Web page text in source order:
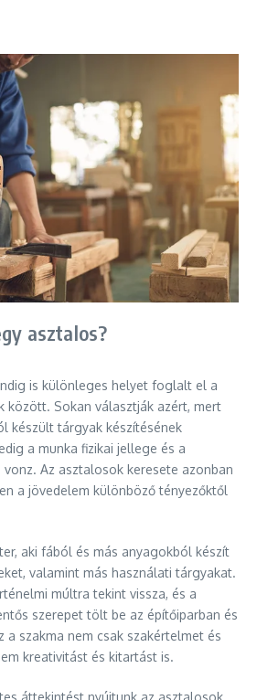
asztalos?
is különleges helyet foglalt el a
között. Sokan választják azért, mert
készült tárgyak készítésének
a munka fizikai jellege és a
Az asztalosok keresete azonban
a jövedelem különböző tényezőktől
aki fából és más anyagokból készít
valamint más használati tárgyakat.
múltra tekint vissza, és a
szerepet tölt be az építőiparban és
a szakma nem csak szakértelmet és
kreativitást és kitartást is.
áttekintést nyújtunk az asztalosok